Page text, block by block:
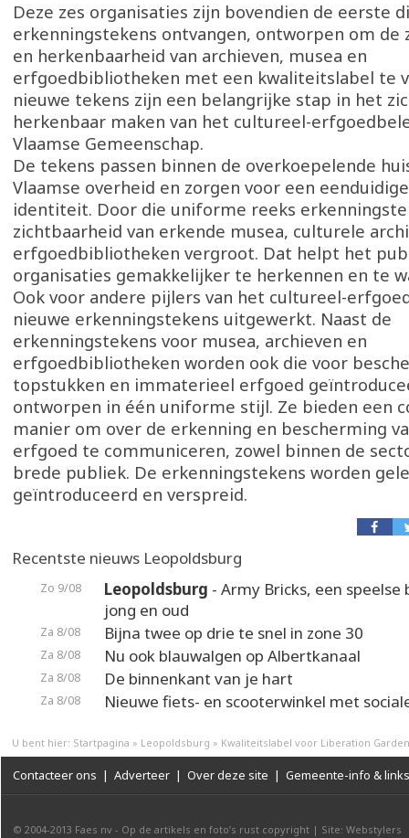
Deze zes organisaties zijn bovendien de eerste
erkenningstekens ontvangen, ontworpen om de
en herkenbaarheid van archieven, musea en
erfgoedbibliotheken met een kwaliteitslabel te
nieuwe tekens zijn een belangrijke stap in het
herkenbaar maken van het cultureel-
Vlaamse Gemeenschap.
De tekens passen binnen de overkoepelende
Vlaamse overheid en zorgen voor een
identiteit. Door die uniforme reeks
zichtbaarheid van erkende musea, culturele
erfgoedbibliotheken vergroot. Dat helpt het
organisaties gemakkelijker te herkennen en te
Ook voor andere pijlers van het cultureel-
nieuwe erkenningstekens uitgewerkt. Naast de
erkenningstekens voor musea, archieven en
erfgoedbibliotheken worden ook die voor
topstukken en immaterieel erfgoed
ontworpen in één uniforme stijl. Ze bieden een
manier om over de erkenning en bescherming
erfgoed te communiceren, zowel binnen de
brede publiek. De erkenningstekens worden
geïntroduceerd en verspreid.
Recentste nieuws Leopoldsburg
Zo 9/08 Leopoldsburg - Army Bricks, een speelse
jong en oud
Za 8/08 Bijna twee op drie te snel in zone 30
Za 8/08 Nu ook blauwalgen op Albertkanaal
Za 8/08 De binnenkant van je hart
Za 8/08 Nieuwe fiets- en scooterwinkel met
U bent hier: Startpagina » Leopoldsburg » Kwaliteitslabel voor Liberation Garden
Contacteer ons | Adverteer | Over deze site | Gemeente-info & links
© 2004-2013 Faes nv - Op de artikels en foto’s rust copyright | Site: Webstylers